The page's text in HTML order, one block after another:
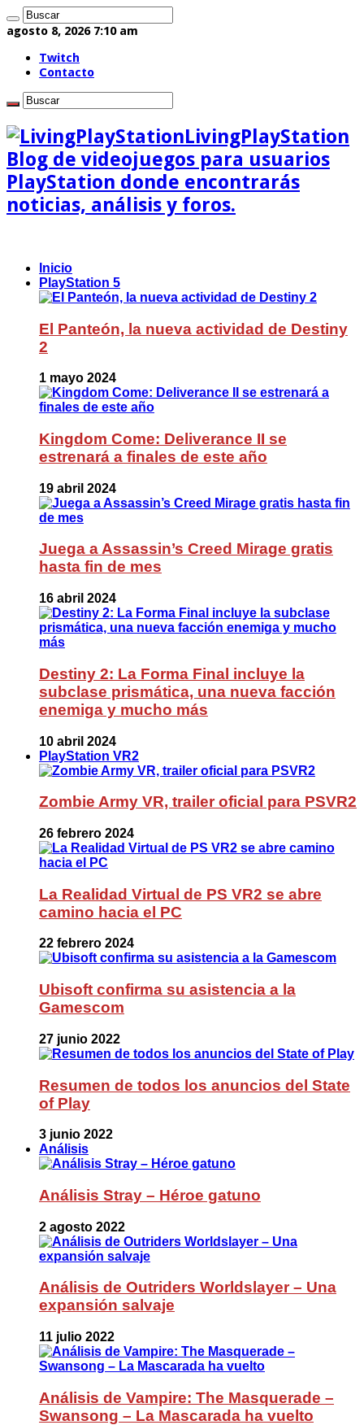
agosto 8, 2026 7:10 am
Twitch
Contacto
LivingPlayStation
Blog de videojuegos para usuarios
PlayStation donde encontrarás
noticias, análisis y foros.
Inicio
PlayStation 5
El Panteón, la nueva actividad de Destiny
2
1 mayo 2024
Kingdom Come: Deliverance II se
estrenará a finales de este año
19 abril 2024
Juega a Assassin’s Creed Mirage gratis
hasta fin de mes
16 abril 2024
Destiny 2: La Forma Final incluye la
subclase prismática, una nueva facción
enemiga y mucho más
10 abril 2024
PlayStation VR2
Zombie Army VR, trailer oficial para PSVR2
26 febrero 2024
La Realidad Virtual de PS VR2 se abre
camino hacia el PC
22 febrero 2024
Ubisoft confirma su asistencia a la
Gamescom
27 junio 2022
Resumen de todos los anuncios del State
of Play
3 junio 2022
Análisis
Análisis Stray – Héroe gatuno
2 agosto 2022
Análisis de Outriders Worldslayer – Una
expansión salvaje
11 julio 2022
Análisis de Vampire: The Masquerade –
Swansong – La Mascarada ha vuelto